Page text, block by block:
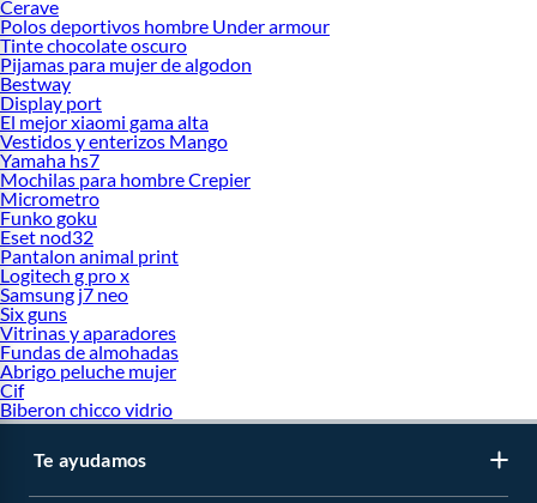
Cerave
Polos deportivos hombre Under armour
Tinte chocolate oscuro
Pijamas para mujer de algodon
Bestway
Display port
El mejor xiaomi gama alta
Vestidos y enterizos Mango
Yamaha hs7
Mochilas para hombre Crepier
Micrometro
Funko goku
Eset nod32
Pantalon animal print
Logitech g pro x
Samsung j7 neo
Six guns
Vitrinas y aparadores
Fundas de almohadas
Abrigo peluche mujer
Cif
Biberon chicco vidrio
Te ayudamos